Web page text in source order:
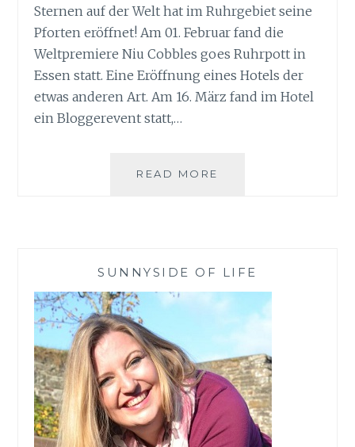
Sternen auf der Welt hat im Ruhrgebiet seine
Pforten eröffnet! Am 01. Februar fand die
Weltpremiere Niu Cobbles goes Ruhrpott in
Essen statt. Eine Eröffnung eines Hotels der
etwas anderen Art. Am 16. März fand im Hotel
ein Bloggerevent statt,…
READ MORE
SUNNYSIDE OF LIFE